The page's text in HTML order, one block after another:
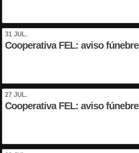
31 JUL.
Cooperativa FEL: aviso fúnebre
27 JUL.
Cooperativa FEL: aviso fúnebre